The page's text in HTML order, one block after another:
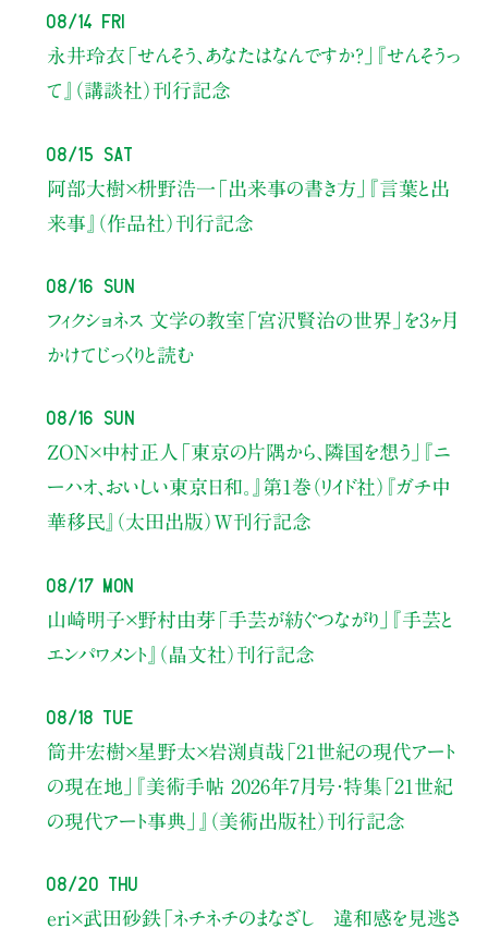
08/14 Fri
永井玲衣 「せんそう、あなたはなんですか？」
『せんそうっ
て』（講談社）刊行記念
08/15 Sat
阿部大樹×枡野浩一 「出来事の書き方」
『言葉と出
来事』（作品社）刊行記念
08/16 Sun
フィクショネス 文学の教室 「宮沢賢治の世界」を3ヶ月
かけてじっくりと読む
08/16 Sun
ZON×中村正人 「東京の片隅から、隣国を想う」
『ニ
ーハオ、おいしい東京日和。』第1巻（リイド社） 『ガチ中
華移民』（太田出版）W刊行記念
08/17 Mon
山崎明子×野村由芽 「手芸が紡ぐつながり」
『手芸と
エンパワメント』（晶文社）刊行記念
08/18 Tue
筒井宏樹×星野太×岩渕貞哉 「21世紀の現代アート
の現在地」
『美術手帖 2026年7月号・特集「21世紀
の現代アート事典」』（美術出版社）刊行記念
08/20 Thu
eri×武田砂鉄「ネチネチのまなざし 違和感を見逃さ